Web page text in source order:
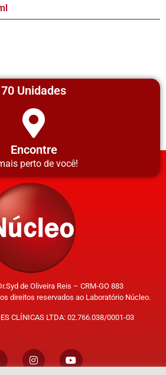
70 Unidades
Encontre
perto de você!
de Oliveira Reis – CRM-GO 883
direitos reservados ao Laboratório Núcleo.
CLÍNICAS LTDA: 02.766.038/0001-03